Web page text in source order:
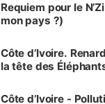
Requiem pour le
mon pays ?)
Côte d’Ivoire.
la tête des
Côte d’Ivoire -